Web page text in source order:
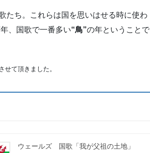
たち。これらは国を思いはせる時に使わ
、国歌で一番多い“鳥”の年ということで
て頂きました。
ウェールズ 国歌「我が父祖の土地」